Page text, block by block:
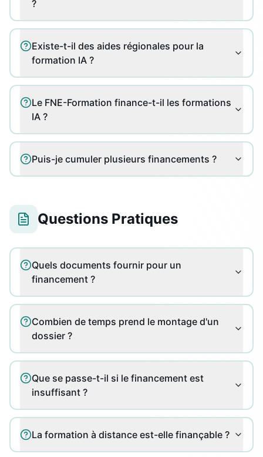
?
Existe-t-il des aides régionales pour la
formation IA ?
Le FNE-Formation finance-t-il les formations
IA ?
Puis-je cumuler plusieurs financements ?
Questions Pratiques
Quels documents fournir pour un
financement ?
Combien de temps prend le montage d'un
dossier ?
Que se passe-t-il si le financement est
insuffisant ?
La formation à distance est-elle finançable ?